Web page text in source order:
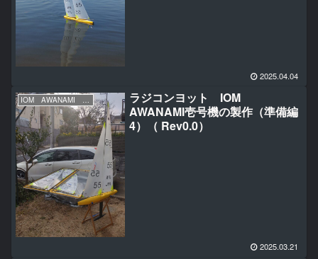
2025.04.04
IOM AWANAMI 初号機の製作
ラジコンヨット IOM
AWANAMI壱号機の製作（準備編
4）（ Rev0.0）
2025.03.21